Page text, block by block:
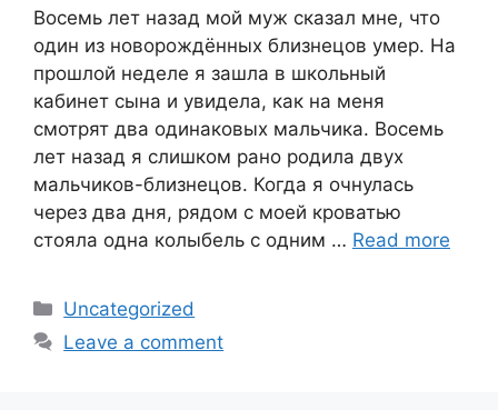
Восемь лет назад мой муж сказал мне, что
один из новорождённых близнецов умер. На
прошлой неделе я зашла в школьный
кабинет сына и увидела, как на меня
смотрят два одинаковых мальчика. Восемь
лет назад я слишком рано родила двух
мальчиков-близнецов. Когда я очнулась
через два дня, рядом с моей кроватью
стояла одна колыбель с одним … Read more
Categories
Uncategorized
Leave a comment